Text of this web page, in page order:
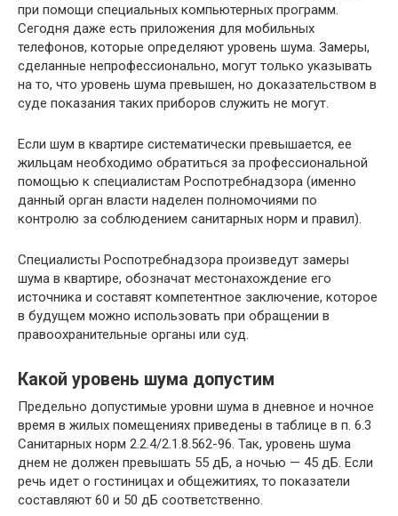
при помощи специальных компьютерных программ.
Сегодня даже есть приложения для мобильных
телефонов, которые определяют уровень шума. Замеры,
сделанные непрофессионально, могут только указывать
на то, что уровень шума превышен, но доказательством в
суде показания таких приборов служить не могут.
Если шум в квартире систематически превышается, ее
жильцам необходимо обратиться за профессиональной
помощью к специалистам Роспотребнадзора (именно
данный орган власти наделен полномочиями по
контролю за соблюдением санитарных норм и правил).
Специалисты Роспотребнадзора произведут замеры
шума в квартире, обозначат местонахождение его
источника и составят компетентное заключение, которое
в будущем можно использовать при обращении в
правоохранительные органы или суд.
Какой уровень шума допустим
Предельно допустимые уровни шума в дневное и ночное
время в жилых помещениях приведены в таблице в п. 6.3
Санитарных норм 2.2.4/2.1.8.562-96. Так, уровень шума
днем не должен превышать 55 дБ, а ночью — 45 дБ. Если
речь идет о гостиницах и общежитиях, то показатели
составляют 60 и 50 дБ соответственно.